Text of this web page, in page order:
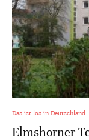
Das ist los in Deutschland
Elmshorner